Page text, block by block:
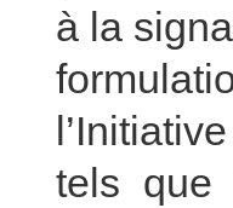
à la
tels que